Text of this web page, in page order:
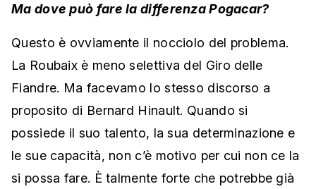
Ma dove può fare la differenza Pogacar?
Questo è ovviamente il nocciolo del problema.
La Roubaix è meno selettiva del Giro delle
Fiandre. Ma facevamo lo stesso discorso a
proposito di Bernard Hinault. Quando si
possiede il suo talento, la sua determinazione e
le sue capacità, non c’è motivo per cui non ce la
si possa fare. È talmente forte che potrebbe già